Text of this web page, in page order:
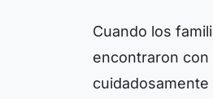
Cuando los
encontraron con